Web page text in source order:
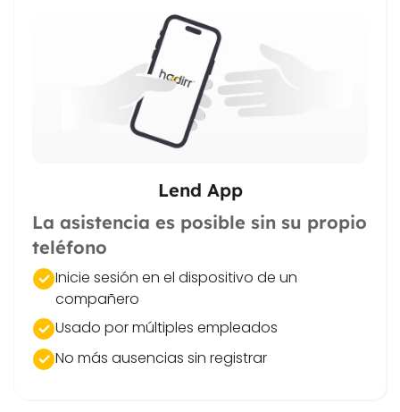
Lend App
La asistencia es posible sin su propio
teléfono
Inicie sesión en el dispositivo de un
compañero
Usado por múltiples empleados
No más ausencias sin registrar